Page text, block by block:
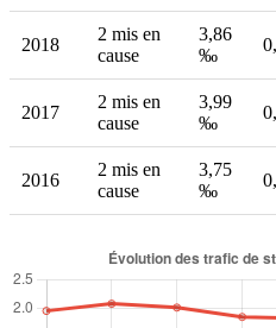
2018
2 mis en
cause
3,86
‰
2017
2 mis en
cause
3,99
‰
2016
2 mis en
cause
3,75
‰